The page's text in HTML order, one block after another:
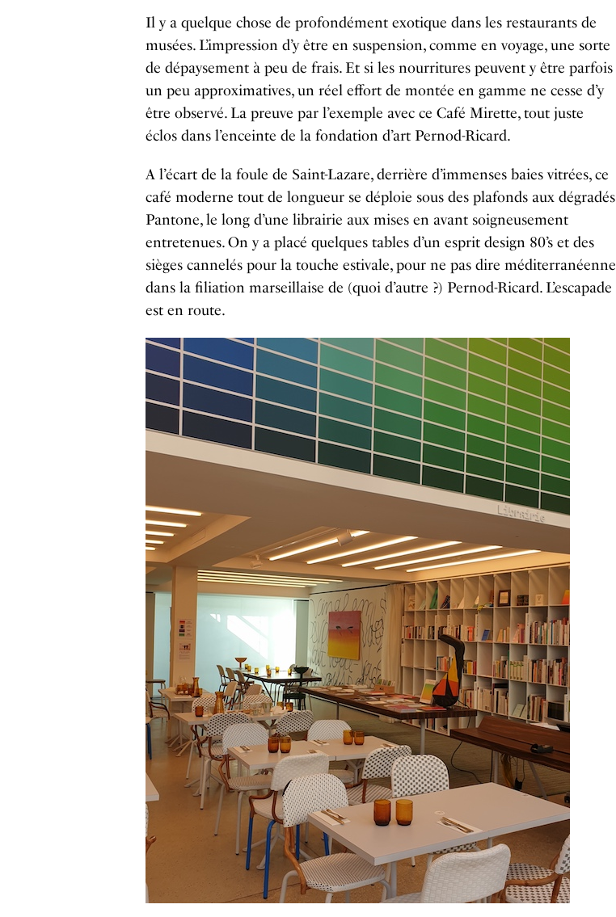
Il y a quelque chose de profondément exotique dans les restaurants de
musées. L’impression d’y être en suspension, comme en voyage, une sorte
de dépaysement à peu de frais. Et si les nourritures peuvent y être parfois
un peu approximatives, un réel effort de montée en gamme ne cesse d’y
être observé. La preuve par l’exemple avec ce Café Mirette, tout juste
éclos dans l’enceinte de la fondation d’art Pernod-Ricard.
A l’écart de la foule de Saint-Lazare, derrière d’immenses baies vitrées, ce
café moderne tout de longueur se déploie sous des plafonds aux dégradés
Pantone, le long d’une librairie aux mises en avant soigneusement
entretenues. On y a placé quelques tables d’un esprit design 80’s et des
sièges cannelés pour la touche estivale, pour ne pas dire méditerranéenne
dans la filiation marseillaise de (quoi d’autre ?) Pernod-Ricard. L’escapade
est en route.